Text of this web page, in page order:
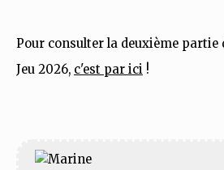
Pour consulter la deuxième partie
Jeu 2026, c'est par ici !